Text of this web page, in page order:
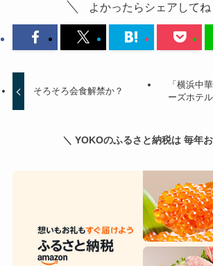
よかったらシェアしてね
そろそろ会食解禁か？
「横浜中
ーズホテ
＼ YOKOのふるさと納税は 毎年